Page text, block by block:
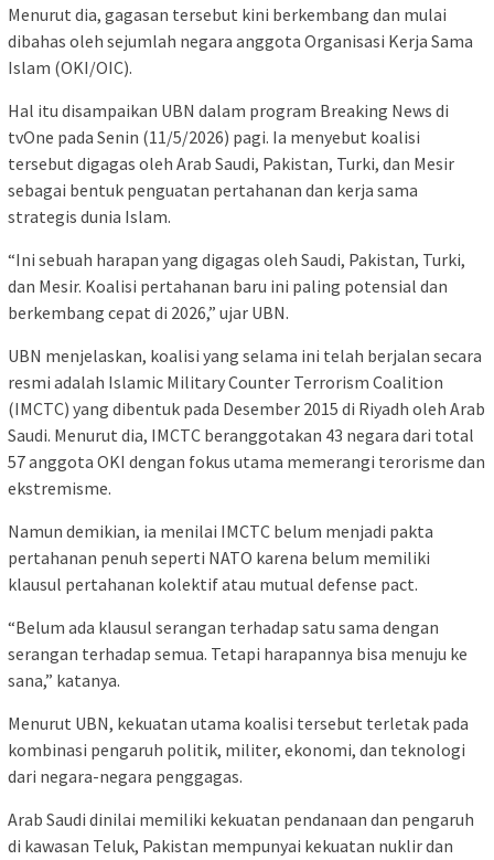
Menurut dia, gagasan tersebut kini berkembang dan mulai
dibahas oleh sejumlah negara anggota Organisasi Kerja Sama
Islam (OKI/OIC).
Hal itu disampaikan UBN dalam program Breaking News di
tvOne pada Senin (11/5/2026) pagi. Ia menyebut koalisi
tersebut digagas oleh Arab Saudi, Pakistan, Turki, dan Mesir
sebagai bentuk penguatan pertahanan dan kerja sama
strategis dunia Islam.
“Ini sebuah harapan yang digagas oleh Saudi, Pakistan, Turki,
dan Mesir. Koalisi pertahanan baru ini paling potensial dan
berkembang cepat di 2026,” ujar UBN.
UBN menjelaskan, koalisi yang selama ini telah berjalan secara
resmi adalah Islamic Military Counter Terrorism Coalition
(IMCTC) yang dibentuk pada Desember 2015 di Riyadh oleh Arab
Saudi. Menurut dia, IMCTC beranggotakan 43 negara dari total
57 anggota OKI dengan fokus utama memerangi terorisme dan
ekstremisme.
Namun demikian, ia menilai IMCTC belum menjadi pakta
pertahanan penuh seperti NATO karena belum memiliki
klausul pertahanan kolektif atau mutual defense pact.
“Belum ada klausul serangan terhadap satu sama dengan
serangan terhadap semua. Tetapi harapannya bisa menuju ke
sana,” katanya.
Menurut UBN, kekuatan utama koalisi tersebut terletak pada
kombinasi pengaruh politik, militer, ekonomi, dan teknologi
dari negara-negara penggagas.
Arab Saudi dinilai memiliki kekuatan pendanaan dan pengaruh
di kawasan Teluk, Pakistan mempunyai kekuatan nuklir dan